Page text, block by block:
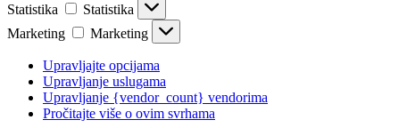
Statistika
Statistika
Marketing
Marketing
Upravljajte opcijama
Upravljanje uslugama
Upravljanje {vendor_count} vendorima
Pročitajte više o ovim svrhama